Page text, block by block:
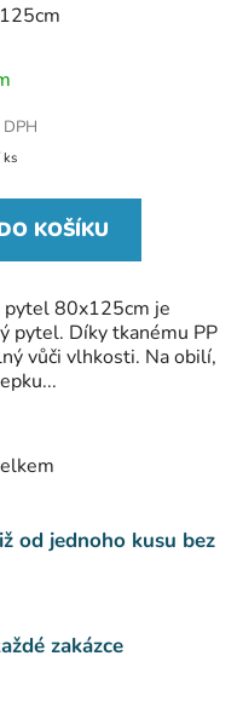
ks
KOŠÍKU
pytel 80x125cm je
pytel. Díky tkanému PP
vůči vlhkosti. Na obilí,
od jednoho kusu bez
zakázce